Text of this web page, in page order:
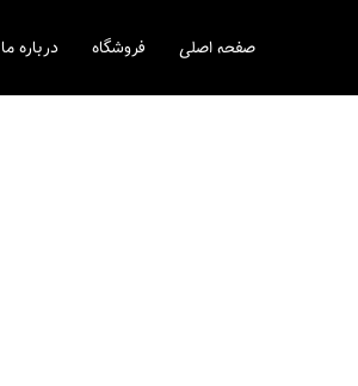
صفحه اصلی فروشگاه درباره ما